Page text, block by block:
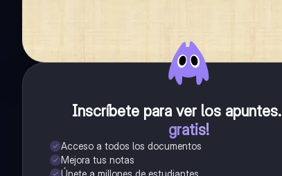
Inscríbete para ver los apuntes.
gratis!
Acceso a todos los documentos
Mejora tus notas
Únete a millones de estudiantes